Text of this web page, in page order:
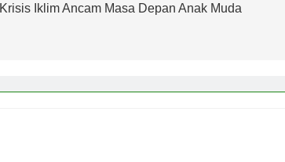
Krisis Iklim Ancam Masa Depan Anak Muda